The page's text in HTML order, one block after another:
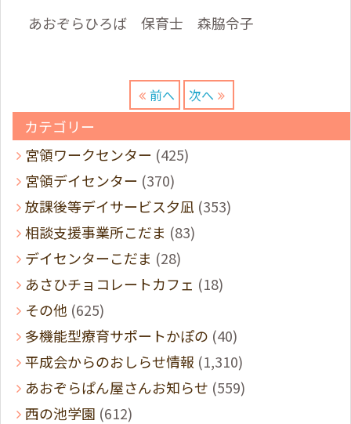
あおぞらひろば 保育士 森脇令子
前へ 次へ
カテゴリー
宮領ワークセンター (425)
宮領デイセンター (370)
放課後等デイサービス夕凪 (353)
相談支援事業所こだま (83)
デイセンターこだま (28)
あさひチョコレートカフェ (18)
その他 (625)
多機能型療育サポートかぽの (40)
平成会からのおしらせ情報 (1,310)
あおぞらぱん屋さんお知らせ (559)
西の池学園 (612)